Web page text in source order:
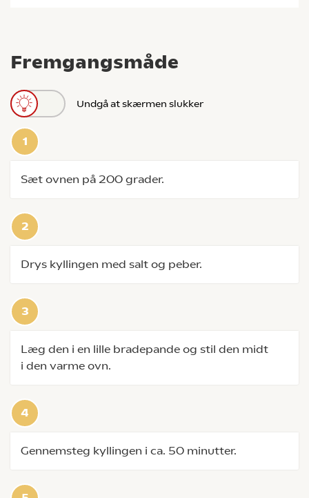
Fremgangsmåde
Undgå at skærmen slukker
Sæt ovnen på 200 grader.
Drys kyllingen med salt og peber.
Læg den i en lille bradepande og stil den midt
i den varme ovn.
Gennemsteg kyllingen i ca. 50 minutter.